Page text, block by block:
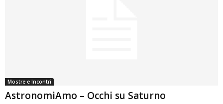
Mostre e Incontri
AstronomiAmo – Occhi su Saturno